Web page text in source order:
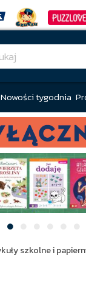
Nowości tygodnia
szkolne i